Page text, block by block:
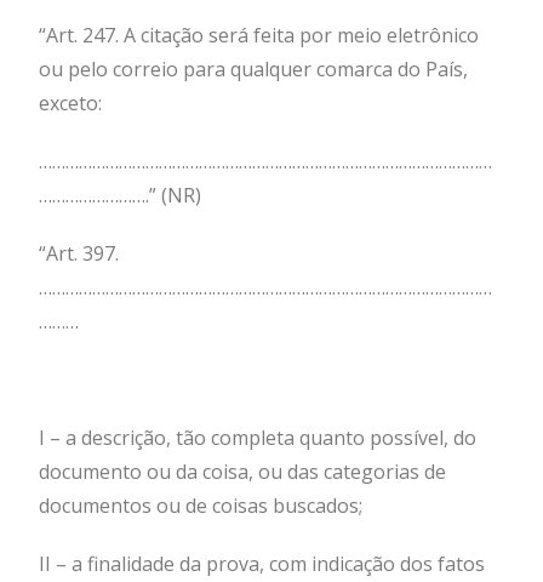
“Art. 247. A citação será feita por meio eletrônico
ou pelo correio para qualquer comarca do País,
exceto:
…………………………………………………………………………………………
…………………….” (NR)
“Art. 397.
…………………………………………………………………………………………
………
I – a descrição, tão completa quanto possível, do
documento ou da coisa, ou das categorias de
documentos ou de coisas buscados;
II – a finalidade da prova, com indicação dos fatos